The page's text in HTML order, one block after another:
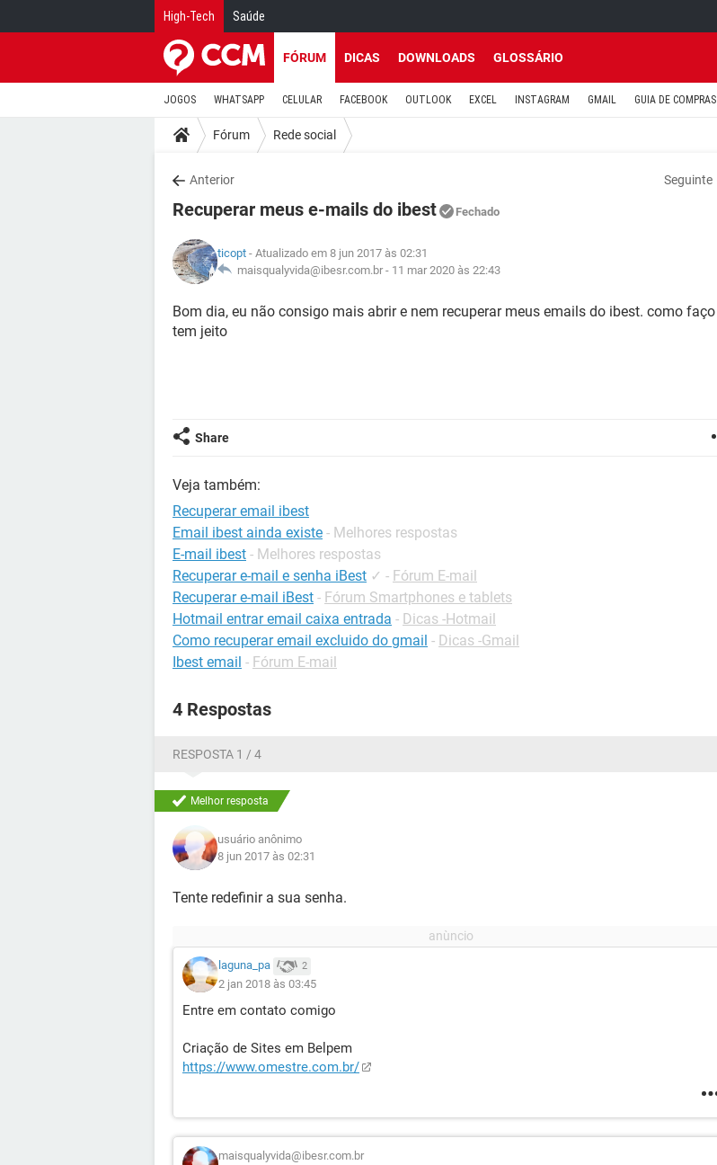
High-Tech Saúde
FÓRUM DICAS DOWNLOADS GLOSSÁRIO
JOGOS WHATSAPP CELULAR FACEBOOK OUTLOOK EXCEL INSTAGRAM GMAIL GUIA DE COMPRAS
Fórum Rede social
Anterior Seguinte
Recuperar meus e-mails do ibest Fechado
ticopt - Atualizado em 8 jun 2017 às 02:31
maisqualyvida@ibesr.com.br - 11 mar 2020 às 22:43
Bom dia, eu não consigo mais abrir e nem recuperar meus emails do ibest. como faço
tem jeito
Share
Veja também:
Recuperar email ibest
Email ibest ainda existe - Melhores respostas
E-mail ibest - Melhores respostas
Recuperar e-mail e senha iBest ✓ - Fórum E-mail
Recuperar e-mail iBest - Fórum Smartphones e tablets
Hotmail entrar email caixa entrada - Dicas -Hotmail
Como recuperar email excluido do gmail - Dicas -Gmail
Ibest email - Fórum E-mail
4 Respostas
RESPOSTA 1 / 4
Melhor resposta
usuário anônimo
8 jun 2017 às 02:31
Tente redefinir a sua senha.
laguna_pa 2
2 jan 2018 às 03:45
Entre em contato comigo
Criação de Sites em Belpem
https://www.omestre.com.br/
maisqualyvida@ibesr.com.br